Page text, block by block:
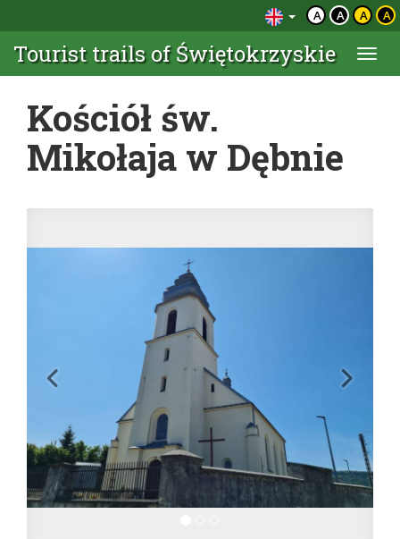
A A A A
Tourist trails of Świętokrzyskie
Kościół św.
Mikołaja w Dębnie